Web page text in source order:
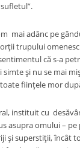
adânc pe
trupului
că s-a
și nu se mai
ființele mor
instituit cu
asupra omului – pe
și superstiții, încât